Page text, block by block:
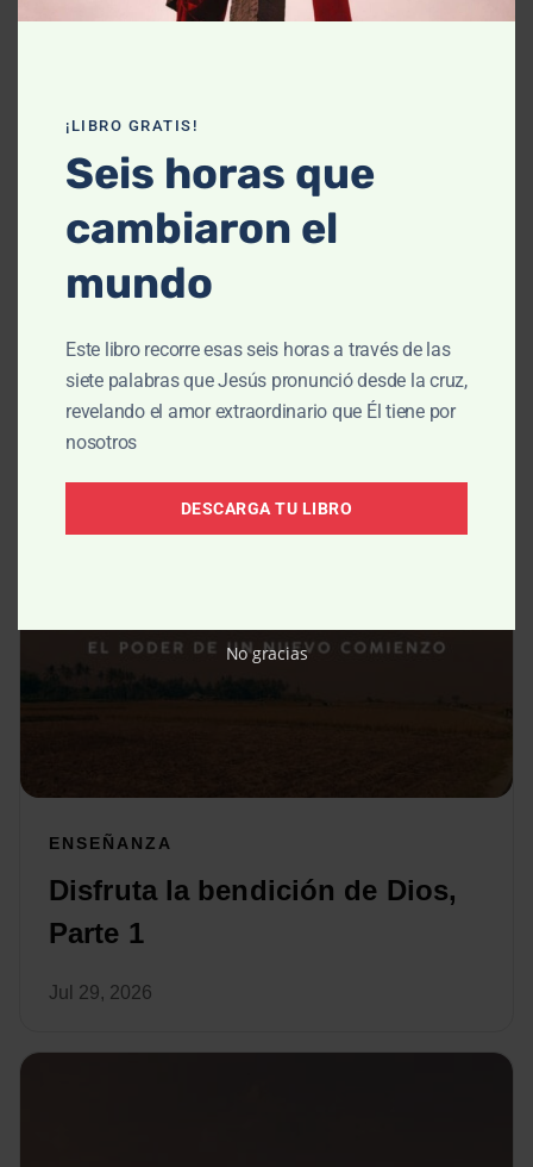
Disfruta la bendición de Dios,
Parte 2
Jul 30, 2026
ENSEÑANZA
Disfruta la bendición de Dios,
Parte 1
Jul 29, 2026
¡LIBRO GRATIS!
Seis horas que
cambiaron el
mundo
Este libro recorre esas seis horas a través de las
siete palabras que Jesús pronunció desde la cruz,
revelando el amor extraordinario que Él tiene por
nosotros
DESCARGA TU LIBRO
No gracias